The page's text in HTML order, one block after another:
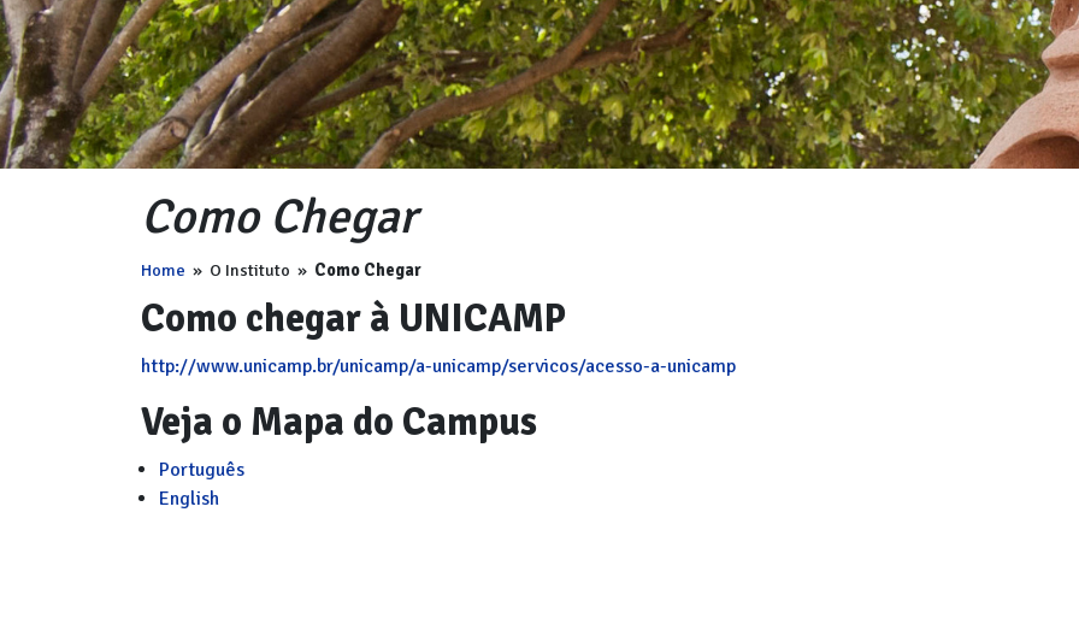
Como Chegar
Home » O Instituto » Como Chegar
Como chegar à UNICAMP
http://www.unicamp.br/unicamp/a-unicamp/servicos/acesso-a-unicamp
Veja o Mapa do Campus
Português
English